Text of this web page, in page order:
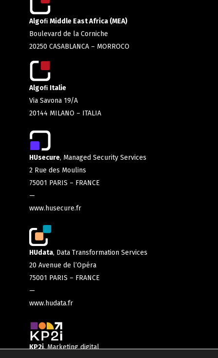
Algoﬁ Middle East Africa (MEA)
Boulevard de la Corniche
20250 CASABLANCA – MORROCO
Algoﬁ Italie
Via Savona 19/A
20144 MILANO – ITALIA
HUsecure, Managed Security Services
2 Rue des Moulins
75001 PARIS – FRANCE
—
www.husecure.fr
HUdata, Data Transformation Services
20 Avenue de l’Opéra
75001 PARIS – FRANCE
—
www.hudata.fr
KP2i, Marketing digital